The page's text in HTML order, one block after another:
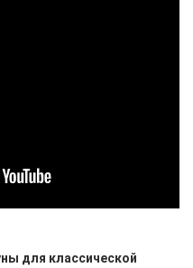
для классической